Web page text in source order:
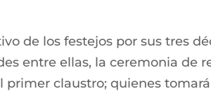
de los festejos por sus tres
entre ellas, la ceremonia de
primer claustro; quienes